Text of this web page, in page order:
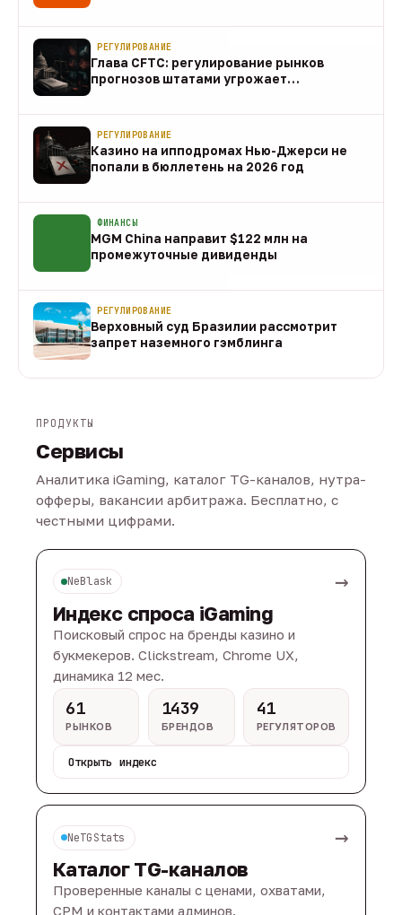
РЕГУЛИРОВАНИЕ
Глава CFTC: регулирование рынков
прогнозов штатами угрожает
РЕГУЛИРОВАНИЕ
Казино на ипподромах Нью-Джерси не
попали в бюллетень на 2026 год
ФИНАНСЫ
MGM China направит $122 млн на
промежуточные дивиденды
РЕГУЛИРОВАНИЕ
Верховный суд Бразилии рассмотрит
запрет наземного гэмблинга
ПРОДУКТЫ
Сервисы
Аналитика iGaming, каталог TG-каналов, нутра-
офферы, вакансии арбитража. Бесплатно, с
честными цифрами.
NeBlask →
Индекс спроса iGaming
Поисковый спрос на бренды казино и
букмекеров. Clickstream, Chrome UX,
динамика 12 мес.
61
РЫНКОВ
1439
БРЕНДОВ
41
РЕГУЛЯТОРОВ
Открыть индекс
NeTGStats →
Каталог TG-каналов
Проверенные каналы с ценами, охватами,
CPM и контактами админов.